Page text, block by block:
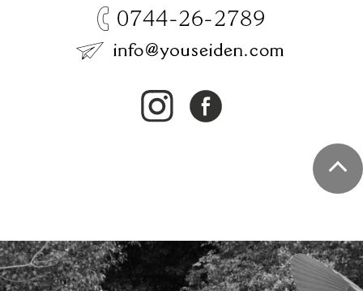
0744-26-2789